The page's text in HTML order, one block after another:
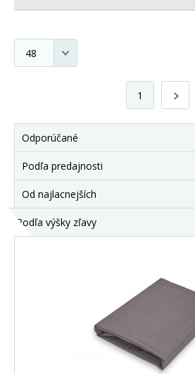
1
Odporúčané
Podľa predajnosti
Od najlacnejších
Podľa výšky zľavy